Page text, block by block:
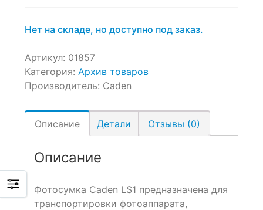
Нет на складе, но доступно под заказ.
Артикул: 01857
Категория: Архив товаров
Производитель: Caden
Описание Детали Отзывы (0)
Описание
Фотосумка Caden LS1 предназначена для
транспортировки фотоаппарата,